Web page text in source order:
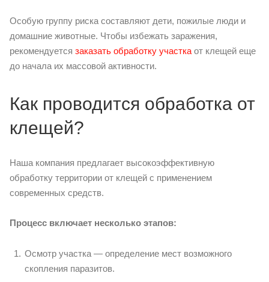
Особую группу риска составляют дети, пожилые люди и
домашние животные. Чтобы избежать заражения,
рекомендуется заказать обработку участка от клещей еще
до начала их массовой активности.
Как проводится обработка от
клещей?
Наша компания предлагает высокоэффективную
обработку территории от клещей с применением
современных средств.
Процесс включает несколько этапов:
Осмотр участка — определение мест возможного
скопления паразитов.